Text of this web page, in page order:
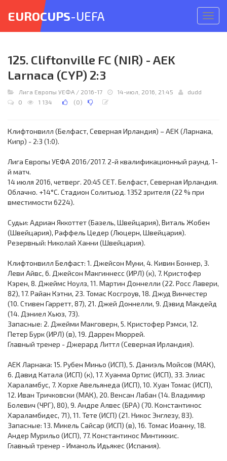
меню
EUROCUPS-UEFA
125. Cliftonville FC (NIR) - AEK
Larnaca (CYP) 2:3
Лига Европы УЕФА / 2016-17 14-июл, 2016, 21:45
dudd
0
1 134 (0)
Клифтонвилл (Белфаст, Северная Ирландия) – АЕК (Ларнака,
Кипр) - 2:3 (1:0).
Лига Европы УЕФА 2016/2017. 2-й квалификационный раунд. 1-
й матч.
14 июля 2016, четверг. 20:45 СЕТ. Белфаст, Северная Ирландия.
Облачно. +14°C. Стадион Солитьюд. 1352 зрителя (22 % при
вместимости 6224).
Судьи: Адриан Яккоттет (Базель, Швейцария), Виталь Жобен
(Швейцария), Раффель Цедер (Люцерн, Швейцария).
Резервный: Николай Ханни (Швейцария).
Клифтонвилл Белфаст: 1. Джейсон Муни, 4. Кивин Боннер, 3.
Леви Айвс, 6. Джейсон Макгиннесс (ИРЛ) (к), 7. Кристофер
Кэрен, 8. Джеймс Ноулз, 11. Мартин Доннелли (22. Росс Лавери,
82), 17. Райан Кэтни, 23. Томас Косгроув, 18. Джуд Винчестер
(10. Стивен Гарретт, 87), 21. Джей Доннелли, 9. Дэвид Макдейд
(14. Дэниел Хьюз, 73).
Запасные: 2. Джейми Макговерн, 5. Кристофер Рэмси, 12.
Петер Бурк (ИРЛ) (в), 19. Даррен Мюррей.
Главный тренер - Джерард Литтл (Северная Ирландия).
АЕК Ларнака: 15. Рубен Миньо (ИСП), 5. Даниэль Мойсов (МАК),
6. Давид Катала (ИСП) (к), 17. Хуанма Ортис (ИСП), 33. Элиас
Хараламбус, 7. Хорхе Авельянеда (ИСП), 10. Хуан Томас (ИСП),
12. Иван Тричковски (МАК), 20. Венсан Лабан (14. Владимир
Болевич (ЧРГ), 80), 9. Андре Алвес (БРА) (70. Константинос
Хараламбидес, 71), 11. Тете (ИСП) (21. Никос Энглезу, 83).
Запасные: 13. Микель Сайсар (ИСП) (в), 16. Томас Иоанну, 18.
Андер Мурильо (ИСП), 77. Константинос Минтиккис.
Главный тренер - Иманоль Идьякес (Испания).